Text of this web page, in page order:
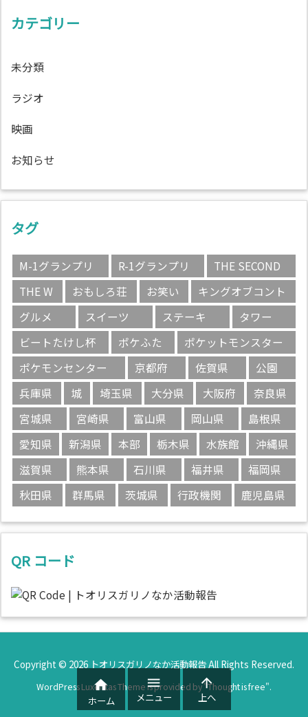
ブ
カテゴリー
未分類
ラジオ
映画
お知らせ
タグ
M-1グランプリ R-1グランプリ
THE SECOND
THE W
おもしろ荘 お笑い
キングオブコント
グルメ
スイーツ ステーキ
タワー
ビートたけし杯
ポケふた
ポケットモンスター
ポケモンセンター
京都府 佐賀県
公園
兵庫県
城 埼玉県 大分県 大阪府
奈良県
宮城県
宮崎県 富山県 岡山県
島根県
愛知県
新潟県 本部 栃木県 水族館
沖縄県
滋賀県
熊本県 石川県 福井県
福岡県
秋田県
群馬県 茨城県 行政機関 鹿児島県
QR コード
Copyright © 2026 トオリスガリノなか活動報告All Rights Reserved.
WordPress Luxeritas Theme is provided by "Thought is free".

ホーム

メニュー

上へ